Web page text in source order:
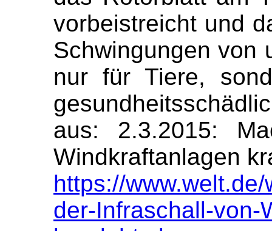
vorbeistreicht und
Schwingungen von
nur für Tiere,
aus: 2.3.2015:
Windkraftanlagen
https://
der-Infraschall-von-